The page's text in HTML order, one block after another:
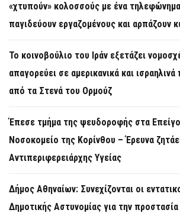
«χτυπούν» κολοσσούς με ένα
παγιδεύουν εργαζομένους και αρπάζουν
Το κοινοβούλιο του Ιράν εξετάζει
απαγορεύει σε αμερικανικά και
από τα Στενά του Ορμούζ
Έπεσε τμήμα της ψευδοροφής στα
Νοσοκομείο της Κορίνθου – Έρευνα
Αντιπεριφερειάρχης Υγείας
Δήμος Αθηναίων: Συνεχίζονται οι
Δημοτικής Αστυνομίας για την